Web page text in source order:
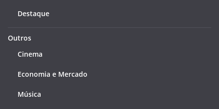
Destaque
Outros
Cinema
Economia e Mercado
Música